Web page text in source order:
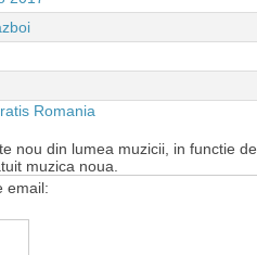
nou din lumea muzicii, in functie de
muzica noua.
email: